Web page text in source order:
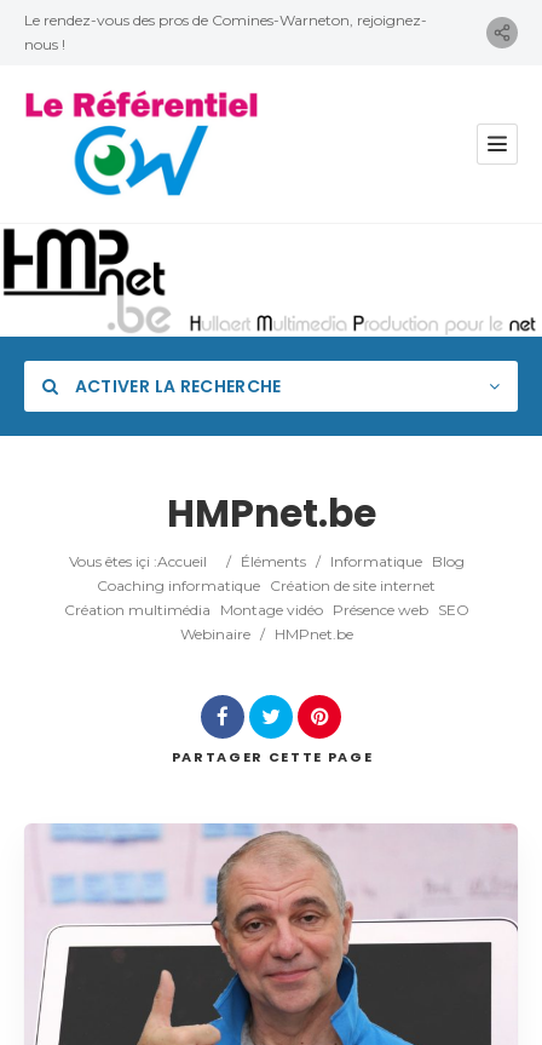
Le rendez-vous des pros de Comines-Warneton, rejoignez-
nous !
ACTIVER LA RECHERCHE
Catégorie
Rechercher
HMPnet.be
Vous êtes içi :Accueil / Éléments / Informatique
Blog
Coaching informatique Création de site internet
Création multimédia
Montage vidéo Présence web
SEO
Webinaire / HMPnet.be
PARTAGER CETTE PAGE